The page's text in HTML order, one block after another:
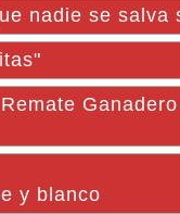
nadie se salva
y blanco